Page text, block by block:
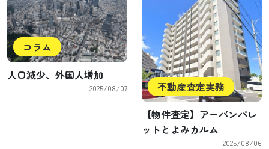
コラム
人口減少、外国人増加
2025/08/07
不動産査定実務
【物件査定】アーバンパレ
ットとよみカルム
2025/08/06